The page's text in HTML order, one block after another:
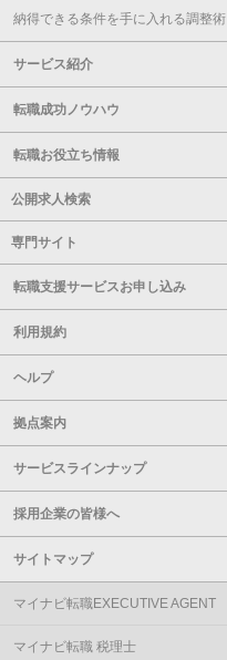
納得できる条件を手に入れる調整術
サービス紹介
転職成功ノウハウ
転職お役立ち情報
公開求人検索
専門サイト
転職支援サービスお申し込み
利用規約
ヘルプ
拠点案内
サービスラインナップ
採用企業の皆様へ
サイトマップ
マイナビ転職EXECUTIVE AGENT
マイナビ転職 税理士